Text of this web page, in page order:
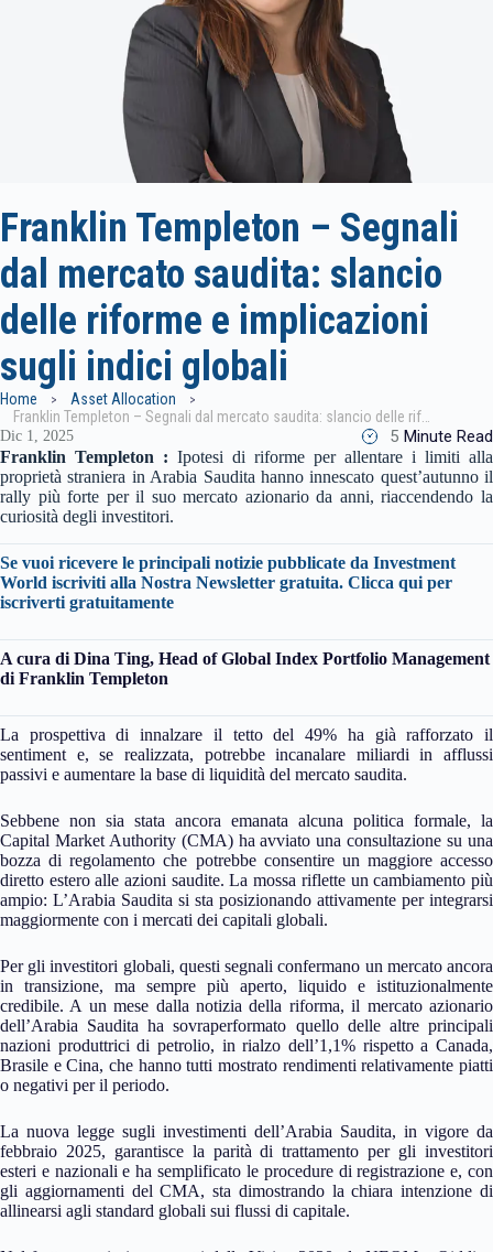
Franklin Templeton – Segnali
dal mercato saudita: slancio
delle riforme e implicazioni
sugli indici globali
Home
Asset Allocation
Dic 1, 2025 5 Minute Read
Franklin Templeton : Ipotesi di riforme per allentare i limiti alla
proprietà straniera in Arabia Saudita hanno innescato quest’autunno il
rally più forte per il suo mercato azionario da anni, riaccendendo la
curiosità degli investitori.
Se vuoi ricevere le principali notizie pubblicate da Investment
World iscriviti alla Nostra Newsletter gratuita. Clicca qui per
iscriverti gratuitamente
A cura di Dina Ting, Head of Global Index Portfolio Management
di Franklin Templeton
La prospettiva di innalzare il tetto del 49% ha già rafforzato il
sentiment e, se realizzata, potrebbe incanalare miliardi in afflussi
passivi e aumentare la base di liquidità del mercato saudita.
Sebbene non sia stata ancora emanata alcuna politica formale, la
Capital Market Authority (CMA) ha avviato una consultazione su una
bozza di regolamento che potrebbe consentire un maggiore accesso
diretto estero alle azioni saudite. La mossa riflette un cambiamento più
ampio: L’Arabia Saudita si sta posizionando attivamente per integrarsi
maggiormente con i mercati dei capitali globali.
Per gli investitori globali, questi segnali confermano un mercato ancora
in transizione, ma sempre più aperto, liquido e istituzionalmente
credibile. A un mese dalla notizia della riforma, il mercato azionario
dell’Arabia Saudita ha sovraperformato quello delle altre principali
nazioni produttrici di petrolio, in rialzo dell’1,1% rispetto a Canada,
Brasile e Cina, che hanno tutti mostrato rendimenti relativamente piatti
o negativi per il periodo.
La nuova legge sugli investimenti dell’Arabia Saudita, in vigore da
febbraio 2025, garantisce la parità di trattamento per gli investitori
esteri e nazionali e ha semplificato le procedure di registrazione e, con
gli aggiornamenti del CMA, sta dimostrando la chiara intenzione di
allinearsi agli standard globali sui flussi di capitale.